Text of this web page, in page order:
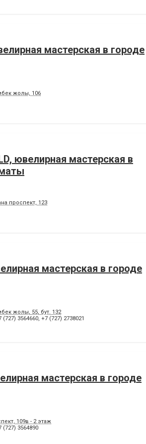
мастерская в городе
жолы, 106
ювелирная мастерская в
проспект, 123
мастерская в городе
жолы, 55, бут. 132
(727) 3564660, +7 (727) 2738021
мастерская в городе
109в - 2 этаж
(727) 3564890